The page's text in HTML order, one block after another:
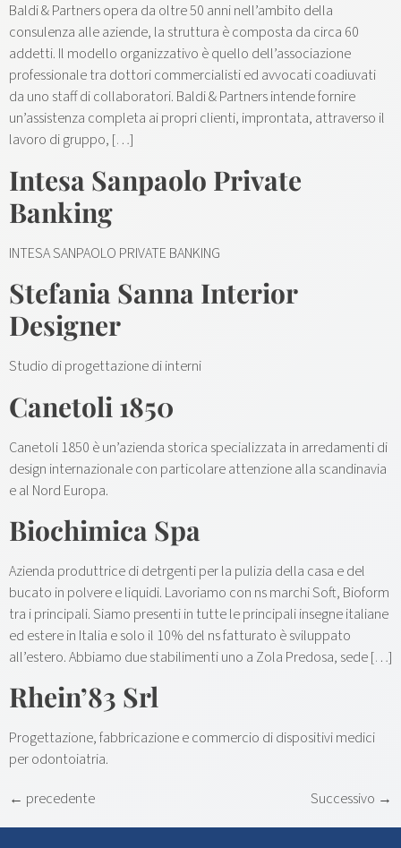
Baldi & Partners opera da oltre 50 anni nell’ambito della
consulenza alle aziende, la struttura è composta da circa 60
addetti. Il modello organizzativo è quello dell’associazione
professionale tra dottori commercialisti ed avvocati coadiuvati
da uno staff di collaboratori. Baldi & Partners intende fornire
un’assistenza completa ai propri clienti, improntata, attraverso il
lavoro di gruppo, […]
Intesa Sanpaolo Private
Banking
INTESA SANPAOLO PRIVATE BANKING
Stefania Sanna Interior
Designer
Studio di progettazione di interni
Canetoli 1850
Canetoli 1850 è un’azienda storica specializzata in arredamenti di
design internazionale con particolare attenzione alla scandinavia
e al Nord Europa.
Biochimica Spa
Azienda produttrice di detrgenti per la pulizia della casa e del
bucato in polvere e liquidi. Lavoriamo con ns marchi Soft, Bioform
tra i principali. Siamo presenti in tutte le principali insegne italiane
ed estere in Italia e solo il 10% del ns fatturato è sviluppato
all’estero. Abbiamo due stabilimenti uno a Zola Predosa, sede […]
Rhein’83 Srl
Progettazione, fabbricazione e commercio di dispositivi medici
per odontoiatria.
← precedente Successivo →